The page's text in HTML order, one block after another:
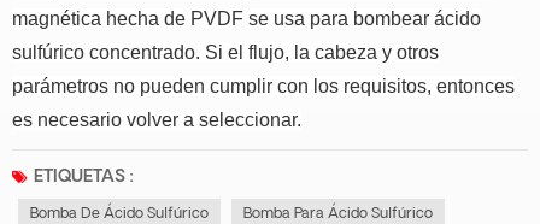
magnética hecha de PVDF se usa para bombear ácido
sulfúrico concentrado. Si el flujo, la cabeza y otros
parámetros no pueden cumplir con los requisitos, entonces
es necesario volver a seleccionar.
ETIQUETAS :
Bomba De Ácido Sulfúrico Bomba Para Ácido Sulfúrico